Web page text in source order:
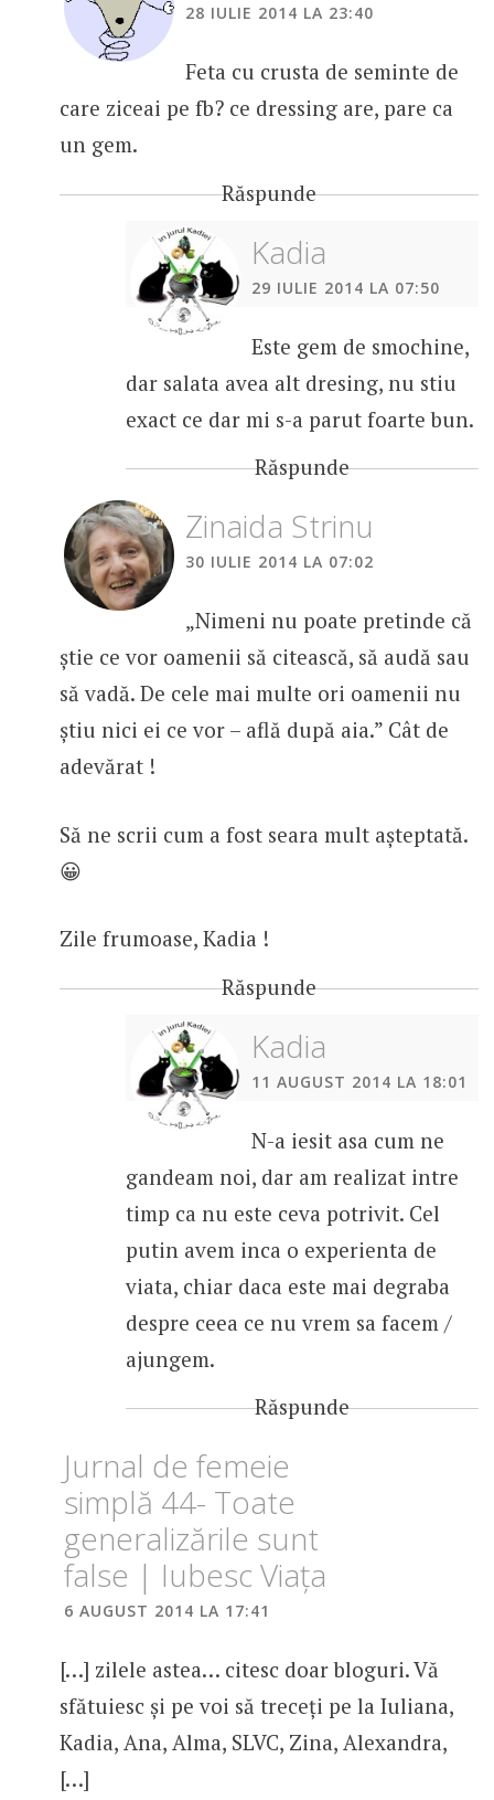
28 IULIE 2014 LA 23:40
Feta cu crusta de seminte de
care ziceai pe fb? ce dressing are, pare ca
un gem.
Răspunde
Kadia
29 IULIE 2014 LA 07:50
Este gem de smochine,
dar salata avea alt dresing, nu stiu
exact ce dar mi s-a parut foarte bun.
Răspunde
Zinaida Strinu
30 IULIE 2014 LA 07:02
„Nimeni nu poate pretinde că
știe ce vor oamenii să citească, să audă sau
să vadă. De cele mai multe ori oamenii nu
știu nici ei ce vor – află după aia.” Cât de
adevărat !
Să ne scrii cum a fost seara mult așteptată.
😀
Zile frumoase, Kadia !
Răspunde
Kadia
11 AUGUST 2014 LA 18:01
N-a iesit asa cum ne
gandeam noi, dar am realizat intre
timp ca nu este ceva potrivit. Cel
putin avem inca o experienta de
viata, chiar daca este mai degraba
despre ceea ce nu vrem sa facem /
ajungem.
Răspunde
Jurnal de femeie
simplă 44- Toate
generalizările sunt
false | Iubesc Viaţa
6 AUGUST 2014 LA 17:41
[…] zilele astea… citesc doar bloguri. Vă
sfătuiesc şi pe voi să treceţi pe la Iuliana,
Kadia, Ana, Alma, SLVC, Zina, Alexandra,
[…]